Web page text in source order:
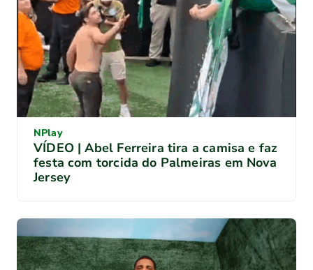
NPlay
VÍDEO | Abel Ferreira tira a camisa e faz
festa com torcida do Palmeiras em Nova
Jersey